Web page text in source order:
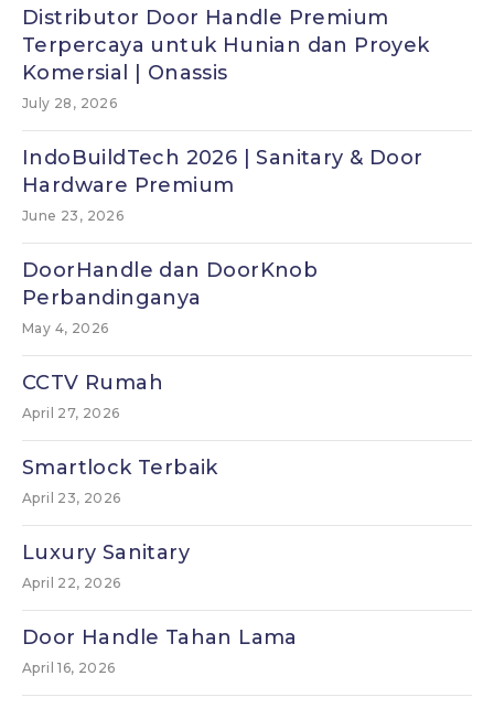
Distributor Door Handle Premium
Terpercaya untuk Hunian dan Proyek
Komersial | Onassis
July 28, 2026
IndoBuildTech 2026 | Sanitary & Door
Hardware Premium
June 23, 2026
DoorHandle dan DoorKnob
Perbandinganya
May 4, 2026
CCTV Rumah
April 27, 2026
Smartlock Terbaik
April 23, 2026
Luxury Sanitary
April 22, 2026
Door Handle Tahan Lama
April 16, 2026